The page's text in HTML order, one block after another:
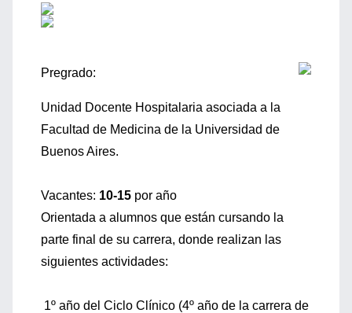
Pregrado:
Unidad Docente Hospitalaria asociada a la
Facultad de Medicina de la Universidad de
Buenos Aires.
Vacantes: 10-15 por año
Orientada a alumnos que están cursando la
parte final de su carrera, donde realizan las
siguientes actividades:
1º año del Ciclo Clínico (4º año de la carrera de